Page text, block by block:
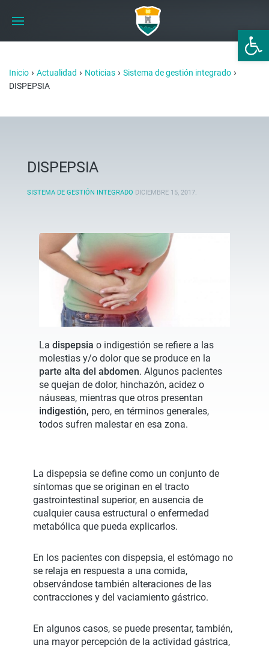
Abrir
Inicio › Actualidad › Noticias › Sistema de gestión integrado ›
DISPEPSIA
DISPEPSIA
SISTEMA DE GESTIÓN INTEGRADO DICIEMBRE 15, 2017.
La dispepsia o indigestión se refiere a las
molestias y/o dolor que se produce en la
parte alta del abdomen. Algunos pacientes
se quejan de dolor, hinchazón, acidez o
náuseas, mientras que otros presentan
indigestión, pero, en términos generales,
todos sufren malestar en esa zona.
La dispepsia se define como un conjunto de
síntomas que se originan en el tracto
gastrointestinal superior, en ausencia de
cualquier causa estructural o enfermedad
metabólica que pueda explicarlos.
En los pacientes con dispepsia, el estómago no
se relaja en respuesta a una comida,
observándose también alteraciones de las
contracciones y del vaciamiento gástrico.
En algunos casos, se puede presentar, también,
una mayor percepción de la actividad gástrica,